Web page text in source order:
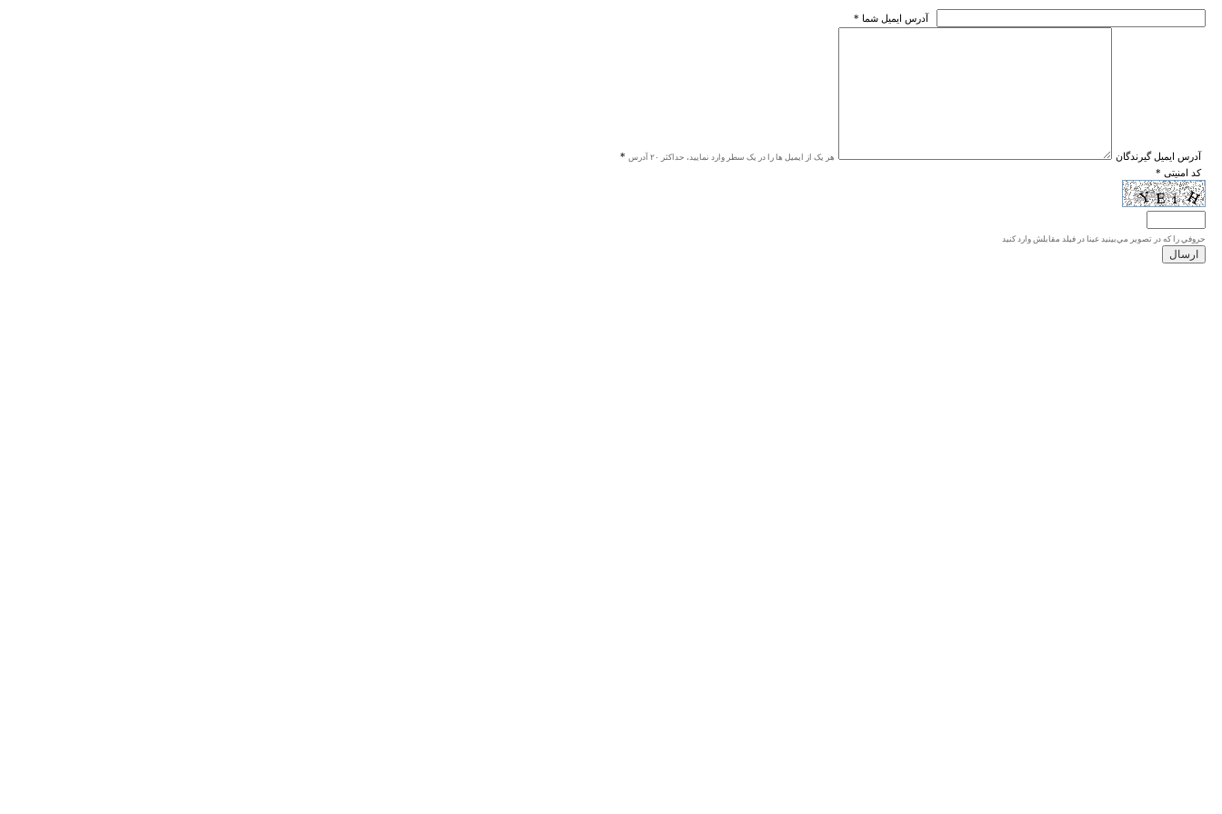
* آدرس ايميل شما
* آدرس ايميل گيرندگان هر یک از ایمیل ها را در یک سطر وارد نمایید، حداکثر ۲۰ آدرس
* کد امنیتی
حروفي را كه در تصوير مي‌بينيد عينا در فيلد مقابلش وارد كنيد